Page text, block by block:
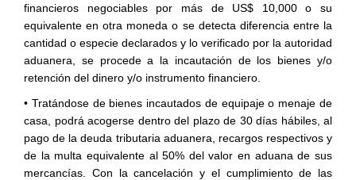
financieros negociables por más de US$ 10,000 o su
equivalente en otra moneda o se detecta diferencia entre la
cantidad o especie declarados y lo verificado por la autoridad
aduanera, se procede a la incautación de los bienes y/o
retención del dinero y/o instrumento financiero.
• Tratándose de bienes incautados de equipaje o menaje de
casa, podrá acogerse dentro del plazo de 30 días hábiles, al
pago de la deuda tributaria aduanera, recargos respectivos y
de la multa equivalente al 50% del valor en aduana de sus
mercancías. Con la cancelación y el cumplimiento de las